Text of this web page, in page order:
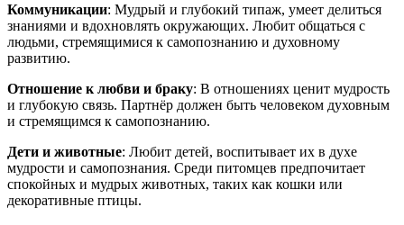
Коммуникации: Мудрый и глубокий типаж, умеет делиться
знаниями и вдохновлять окружающих. Любит общаться с
людьми, стремящимися к самопознанию и духовному
развитию.
Отношение к любви и браку: В отношениях ценит мудрость
и глубокую связь. Партнёр должен быть человеком духовным
и стремящимся к самопознанию.
Дети и животные: Любит детей, воспитывает их в духе
мудрости и самопознания. Среди питомцев предпочитает
спокойных и мудрых животных, таких как кошки или
декоративные птицы.